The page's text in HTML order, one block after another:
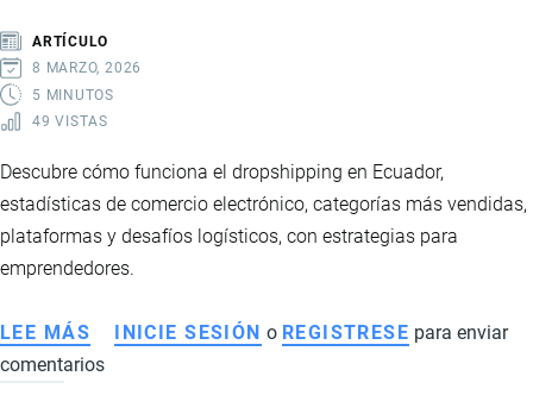
ESTABILIDAD
Y
FORTALECIMIENTO
ARTÍCULO
8 MARZO, 2026
5 MINUTOS
49 VISTAS
Descubre cómo funciona el dropshipping en Ecuador,
estadísticas de comercio electrónico, categorías más vendidas,
plataformas y desafíos logísticos, con estrategias para
emprendedores.
LEE MÁS SOBRE
DROPSHIPPING
INICIE SESIÓN o REGISTRESE para enviar
comentarios